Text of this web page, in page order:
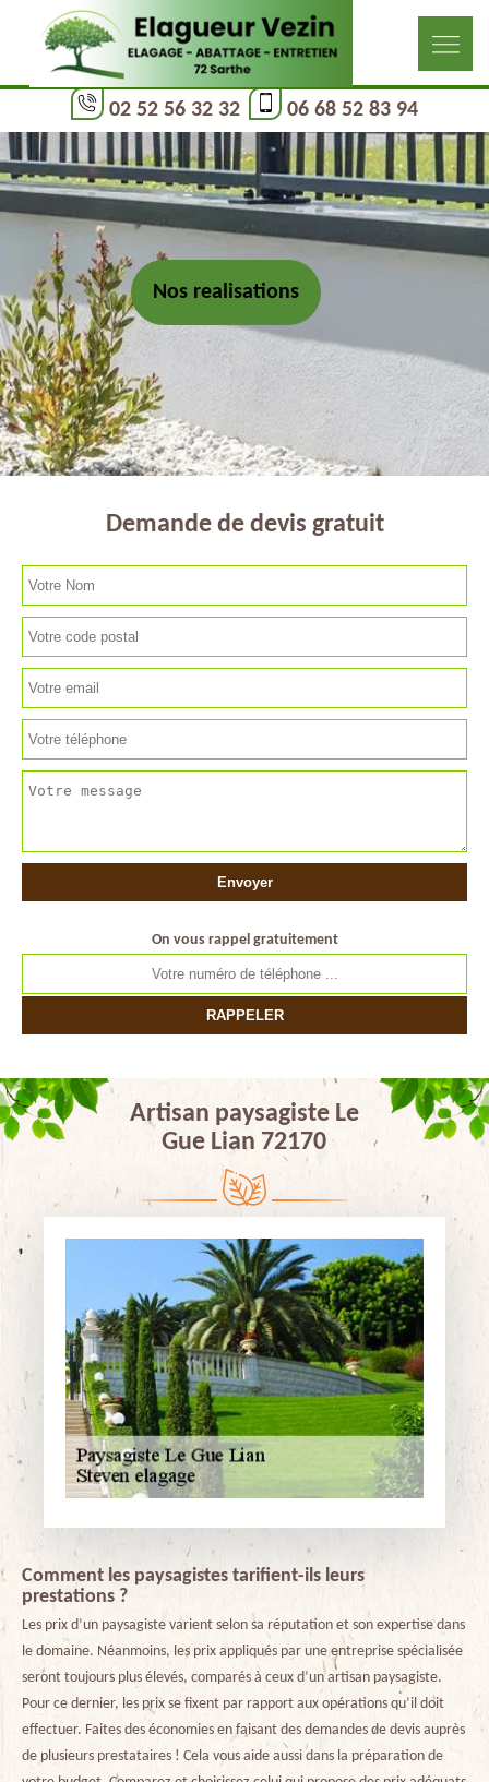
02 52 56 32 32 06 68 52 83 94
Nos realisations
Demande de devis gratuit
On vous rappel gratuitement
Artisan paysagiste Le
Gue Lian 72170
Comment les paysagistes tarifient-ils leurs
prestations ?
Les prix d’un paysagiste varient selon sa réputation et son expertise dans
le domaine. Néanmoins, les prix appliqués par une entreprise spécialisée
seront toujours plus élevés, comparés à ceux d’un artisan paysagiste.
Pour ce dernier, les prix se fixent par rapport aux opérations qu’il doit
effectuer. Faites des économies en faisant des demandes de devis auprès
de plusieurs prestataires ! Cela vous aide aussi dans la préparation de